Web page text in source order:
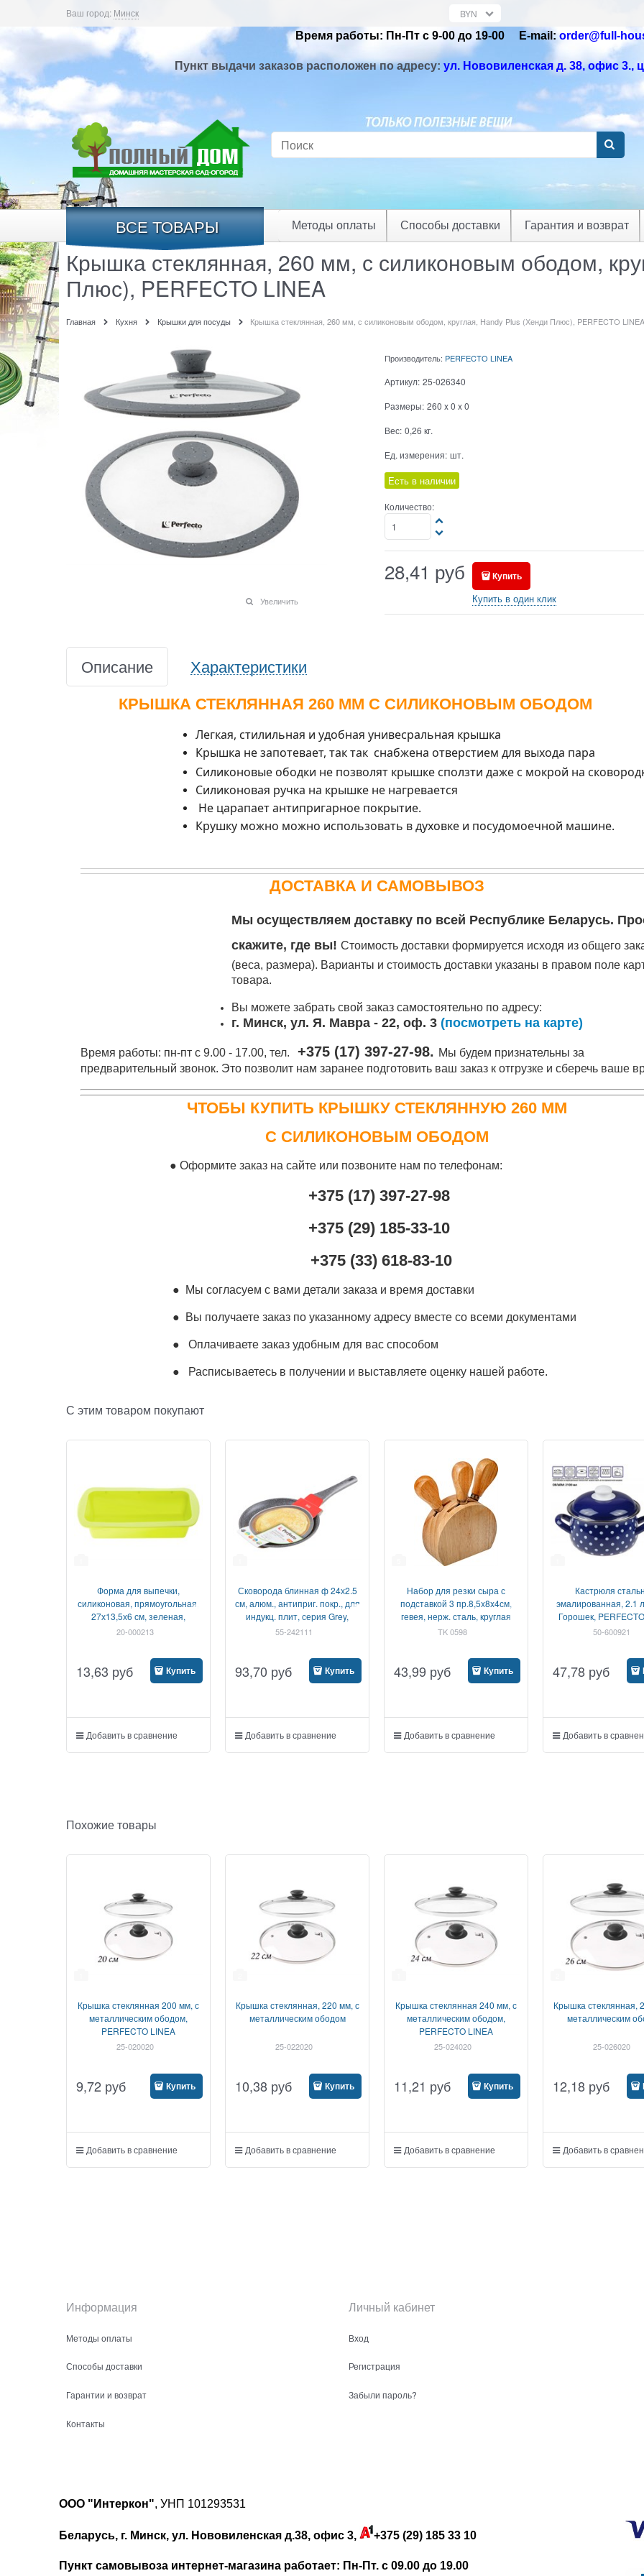
Ваш город: Минск
Время работы: Пн-Пт с 9-00 до 19-00 Е-mail:order@full-
Пункт выдачи заказов расположен по адресу: ул. Нововиленская д. 38, офис 3.,
ВСЕ ТОВАРЫ Методы оплаты Способы доставки Гарантия и возврат
Крышка стеклянная, 260 мм, с силиконовым ободом,
Плюс), PERFECTO LINEA
Главная Кухня Крышки для посуды Крышка стеклянная, 260 мм, с силиконовым ободом, круглая, Handy Plus (Хенди Плюс), PERFECTO LINEA
Увеличить
Производитель: PERFECTO LINEA
Артикул: 25-026340
Размеры: 260 x 0 x 0
Вес: 0,26 кг.
Ед. измерения: шт.
Есть в наличии
Количество:
28,41 руб Купить
Купить в один клик
Описание Характеристики
КРЫШКА СТЕКЛЯННАЯ 260 ММ С СИЛИКОНОВЫМ ОБОДОМ
Легкая, стилильная и удобная унивесральная крышка
Крышка не запотевает, так так снабжена отверстием для выхода пара
Силиконовые ободки не позволят крышке сползти даже с мокрой на
Силиконовая ручка на крышке не нагревается
Не царапает антипригарное покрытие.
Крушку можно можно использовать в духовке и посудомоечной машине.
ДОСТАВКА И САМОВЫВОЗ
Мы осуществляем доставку по всей Республике Беларусь.
скажите, где вы! Стоимость доставки формируется исходя из общего
(веса, размера). Варианты и стоимость доставки указаны в правом поле
товара.
Вы можете забрать свой заказ самостоятельно по адресу:
г. Минск, ул. Я. Мавра - 22, оф. 3 (посмотреть на карте)
Время работы: пн-пт с 9.00 - 17.00, тел. +375 (17) 397-27-98. Мы будем признательны за
предварительный звонок. Это позволит нам заранее подготовить ваш заказ к отгрузке и сберечь ваше
ЧТОБЫ КУПИТЬ КРЫШКУ СТЕКЛЯННУЮ 260 ММ
С СИЛИКОНОВЫМ ОБОДОМ
● Оформите заказ на сайте или позвоните нам по телефонам:
+375 (17) 397-27-98
+375 (29) 185-33-10
+375 (33) 618-83-10
● Мы согласуем с вами детали заказа и время доставки
● Вы получаете заказ по указанному адресу вместе со всеми документами
● Оплачиваете заказ удобным для вас способом
● Расписываетесь в получении и выставляете оценку нашей работе.
С этим товаром покупают
Форма для выпечки,
силиконовая, прямоугольная,
27х13,5х6 см, зеленая,
PERFECTO LINEA
20-000213
13,63 руб Купить
Добавить в сравнение
Сковорода блинная ф 24х2.5
см, алюм., антиприг. покр., для
индукц. плит, серия Grey,
PERFECTO LINEA
55-242111
93,70 руб Купить
Добавить в сравнение
Набор для резки сыра с
подставкой 3 пр.8,5x8x4см,
гевея, нерж. сталь, круглая
TK 0598
43,99 руб Купить
Добавить в сравнение
Кастрюля
эмалированная, 2.1
Горошек,
(подходит для всех
50-600921
47,78 руб
Добавить в
Похожие товары
Крышка стеклянная 200 мм, с
металлическим ободом,
PERFECTO LINEA
25-020020
9,72 руб Купить
Добавить в сравнение
Крышка стеклянная, 220 мм, с
металлическим ободом
25-022020
10,38 руб Купить
Добавить в сравнение
Крышка стеклянная 240 мм, с
металлическим ободом,
PERFECTO LINEA
25-024020
11,21 руб Купить
Добавить в сравнение
Крышка стеклянная,
металлическим
25-026020
12,18 руб
Добавить в
Информация
Методы оплаты
Способы доставки
Гарантии и возврат
Контакты
Личный кабинет
Вход
Регистрация
Забыли пароль?
ООО "Интеркон", УНП 101293531
Беларусь, г. Минск, ул. Нововиленская д.38, офис 3, +375 (29) 185 33 10
Пункт самовывоза интернет-магазина работает: Пн-Пт. с 09.00 до 19.00